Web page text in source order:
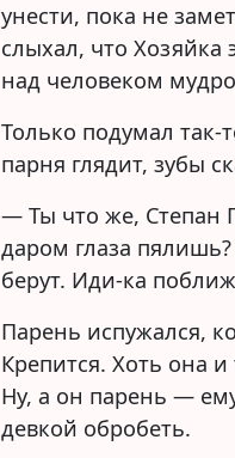
унести, пока не
слыхал, что
над человеком
Только подумал так-
парня глядит, зубы
— Ты что же, Степан
даром глаза
берут. Иди-ка
Парень испужался,
Крепится. Хоть она и
Ну, а он парень —
девкой обробеть.